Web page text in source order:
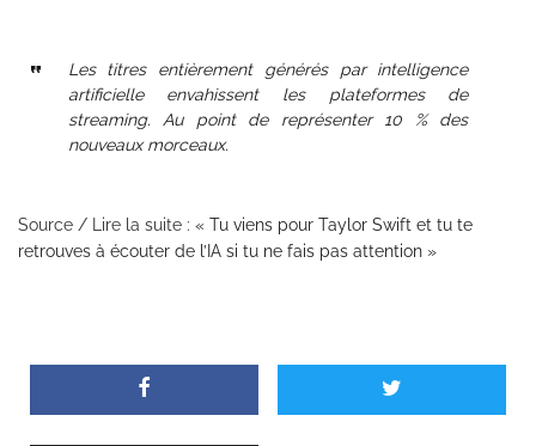
Les titres entièrement générés par intelligence
artificielle envahissent les plateformes de
streaming. Au point de représenter 10 % des
nouveaux morceaux.
Source / Lire la suite : « Tu viens pour Taylor Swift et tu te
retrouves à écouter de l’IA si tu ne fais pas attention »